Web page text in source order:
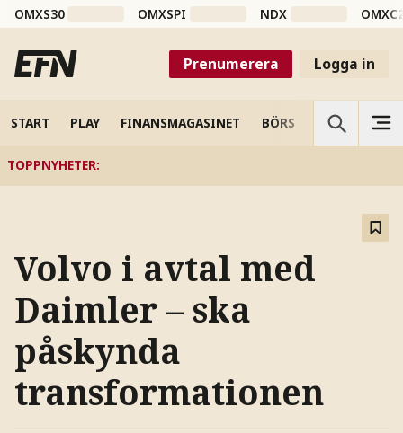
OMXS30 OMXSPI NDX
Prenumerera Logga in
START PLAY FINANSMAGASINET BÖRS VETENSKAP
TOPPNYHETER:
Volvo i avtal med
Daimler – ska
påskynda
transformationen